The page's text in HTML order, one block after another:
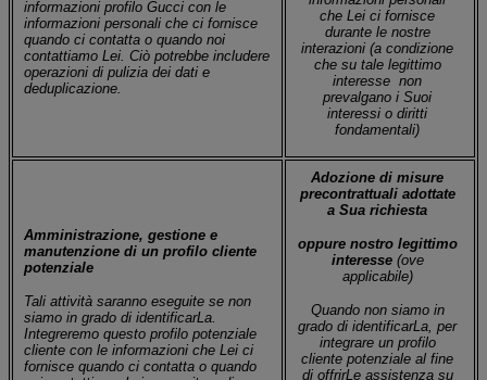
informazioni profilo Gucci con le
informazioni personali che ci fornisce
quando ci contatta o quando noi
contattiamo Lei. Ciò potrebbe includere
operazioni di pulizia dei dati e
deduplicazione.
che Lei ci fornisce
durante le nostre
interazioni(a condizione
che su tale legittimo
interesse non
prevalgano i Suoi
interessi o diritti
fondamentali)
Amministrazione, gestione e
manutenzione di un profilo cliente
potenziale
Tali attività saranno eseguite se non
siamo in grado di identificarLa.
Integreremo questo profilo potenziale
cliente con le informazioni che Lei ci
fornisce quando ci contatta o quando
Adozione di misure
precontrattuali adottate
a Sua richiesta
oppure nostro legittimo
interesse (ove
applicabile)
Quando non siamo in
grado di identificarLa, per
integrare un profilo
cliente potenziale al fine
di offrirLe assistenza su